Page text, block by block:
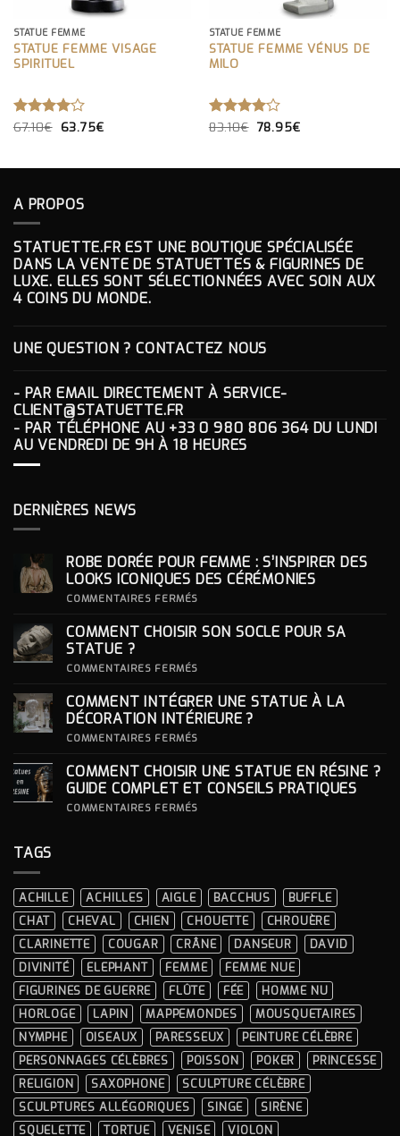
STATUE FEMME
STATUE FEMME VISAGE
SPIRITUEL
NOTE
67.10€ LE
67.10€.
63.75€LE
63.75€.
STATUE FEMME
STATUE FEMME VÉNUS DE
MILO
NOTE
83.10€ LE
83.10€.
78.95€LE
78.95€.
A PROPOS
STATUETTE.FR EST UNE BOUTIQUE SPÉCIALISÉE
DANS LA VENTE DE STATUETTES & FIGURINES DE
LUXE. ELLES SONT SÉLECTIONNÉES AVEC SOIN AUX
4 COINS DU MONDE.
UNE QUESTION ? CONTACTEZ NOUS
- PAR EMAIL DIRECTEMENT À SERVICE-
CLIENT@STATUETTE.FR
- PAR TÉLÉPHONE AU +33 0 980 806 364DU LUNDI
AU VENDREDI DE 9H À 18 HEURES
DERNIÈRES NEWS
ROBE DORÉE POUR FEMME : S’INSPIRER DES
LOOKS ICONIQUES DES CÉRÉMONIES
COMMENTAIRES FERMÉS
POUR
ICONIQUES
DES
CÉRÉMONIES
COMMENT CHOISIR SON SOCLE POUR SA
STATUE ?
COMMENTAIRES FERMÉS
SON
SOCLE
POUR
COMMENT INTÉGRER UNE STATUE À LA
DÉCORATION INTÉRIEURE ?
COMMENTAIRES FERMÉS
UNE
STATUE
À
COMMENT CHOISIR UNE STATUE EN RÉSINE ?
GUIDE COMPLET ET CONSEILS PRATIQUES
COMMENTAIRES FERMÉS
?
GUIDE
COMPLET
ET
CONSEILS
PRATIQUES
TAGS
ACHILLE ACHILLES AIGLE BACCHUS
BUFFLE
CHAT
CHEVAL CHIEN CHOUETTE
CHROUÈRE
CLARINETTE
COUGAR CRÂNE DANSEUR
DAVID
DIVINITÉ
ELEPHANT FEMME
FEMME NUE
FIGURINES DE GUERRE
FLÛTE FÉE
HOMME NU
HORLOGE
LAPIN MAPPEMONDES
MOUSQUETAIRES
NYMPHE
OISEAUX PARESSEUX
PEINTURE CÉLÈBRE
PERSONNAGES CÉLÈBRES
POISSON POKER
PRINCESSE
RELIGION
SAXOPHONE
SCULPTURE CÉLÈBRE
SCULPTURES ALLÉGORIQUES
SINGE
SIRÈNE
SQUELETTE
TORTUE VENISE VIOLON